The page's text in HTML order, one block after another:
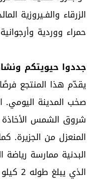
الزرقاء والفـيروزية
حمراء ووردية
جددوا حيويتكم
يقدّم هذا المنتجع
صخب المدينة اليومي.
شروق الشمس الأخاذة
المنعزل من الجزيرة.
البدنية ممارسة
الذي يبلغ طوله 2 كيلو متر.